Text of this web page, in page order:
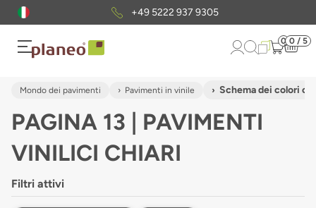
Pacchetto di campionigratuiti
0 0 / 5
Mondo dei pavimenti Pavimenti in vinile Schema dei colori
PAGINA 13 | PAVIMENTI
VINILICI CHIARI
Filtri attivi